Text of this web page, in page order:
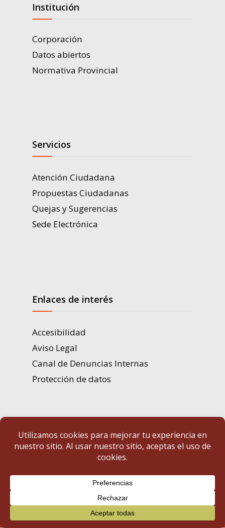
Institución
Corporación
Datos abiertos
Normativa Provincial
Servicios
Atención Ciudadana
Propuestas Ciudadanas
Quejas y Sugerencias
Sede Electrónica
Enlaces de interés
Accesibilidad
Aviso Legal
Canal de Denuncias Internas
Protección de datos
Portal de Transparencia | Diputación de Badajoz